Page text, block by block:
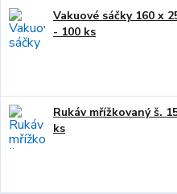
Vakuové sáčky 160 x
- 100 ks
Rukáv mřížkovaný š.
ks